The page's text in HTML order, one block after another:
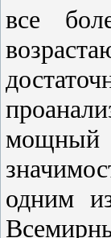
все
мощный
одним